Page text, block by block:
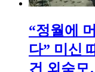
“정월에
다” 미신
건 외숙